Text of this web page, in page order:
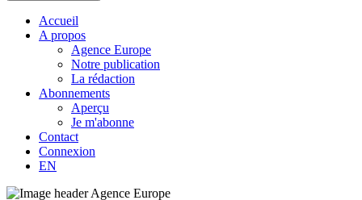
Accueil
A propos
Agence Europe
Notre publication
La rédaction
Abonnements
Aperçu
Je m'abonne
Contact
Connexion
EN